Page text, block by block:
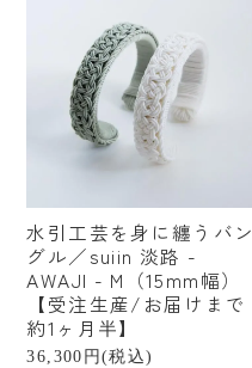
新築・引越し祝い
誕生日祝い
プチギフト
北海道
千葉
石川
水引工芸を身に纏うバン
グル／suiin 淡路 -
AWAJI - M（15mm幅）
【受注生産/お届けまで
約1ヶ月半】
36,300円(税込)